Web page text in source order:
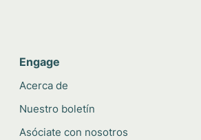
Engage
Acerca de
Nuestro boletín
Asóciate con nosotros